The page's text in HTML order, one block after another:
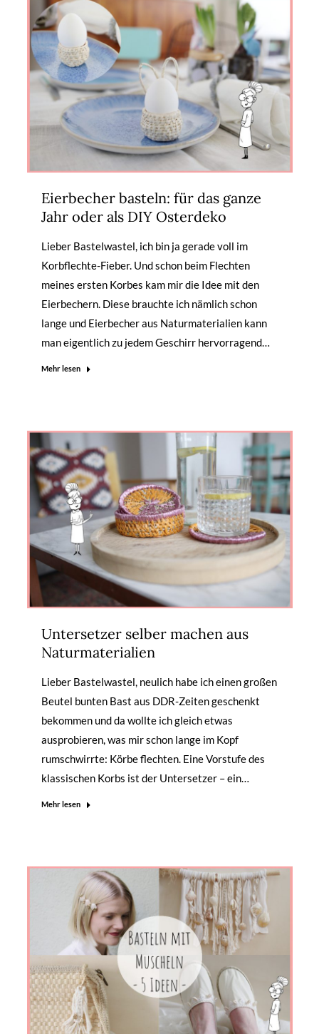
Eierbecher basteln: für das ganze
Jahr oder als DIY Osterdeko
Lieber Bastelwastel, ich bin ja gerade voll im
Korbflechte-Fieber. Und schon beim Flechten
meines ersten Korbes kam mir die Idee mit den
Eierbechern. Diese brauchte ich nämlich schon
lange und Eierbecher aus Naturmaterialien kann
man eigentlich zu jedem Geschirr hervorragend…
Mehr lesen
Untersetzer selber machen aus
Naturmaterialien
Lieber Bastelwastel, neulich habe ich einen großen
Beutel bunten Bast aus DDR-Zeiten geschenkt
bekommen und da wollte ich gleich etwas
ausprobieren, was mir schon lange im Kopf
rumschwirrte: Körbe flechten. Eine Vorstufe des
klassischen Korbs ist der Untersetzer – ein…
Mehr lesen